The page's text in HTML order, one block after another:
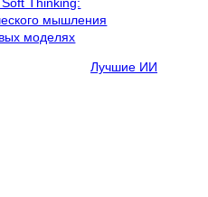
Лучшие ИИ